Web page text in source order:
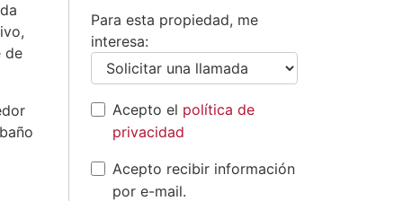
de
Para esta propiedad, me
interesa:
Acepto el política de
privacidad
Acepto recibir información
por e-mail.